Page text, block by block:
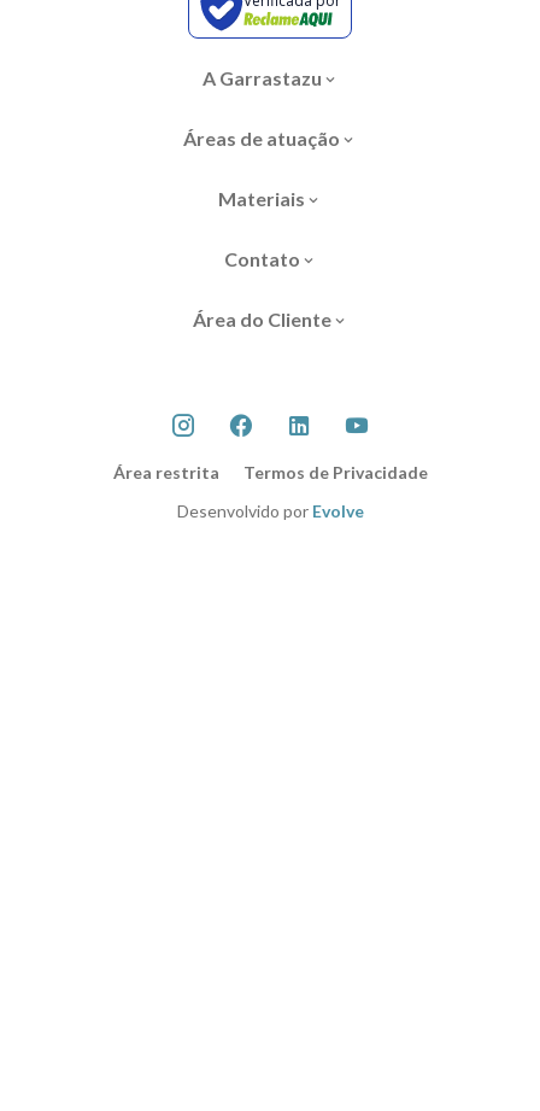
A Garrastazu
Áreas de atuação
Materiais
Contato
Área do Cliente
Área restrita
Termos de Privacidade
Desenvolvido por Evolve